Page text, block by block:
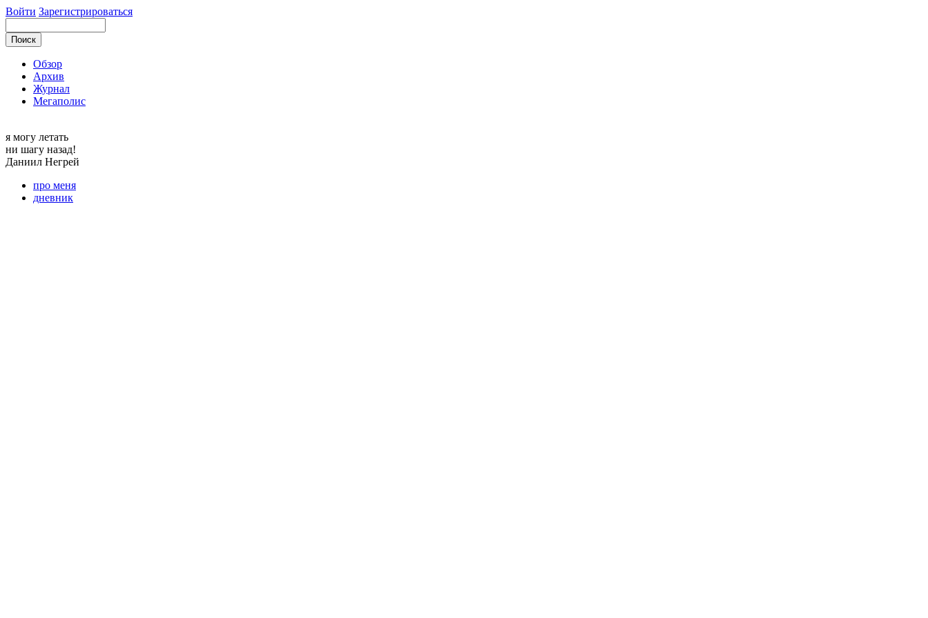
Войти Зарегистрироваться
Обзор
Архив
Журнал
Мегаполис
я могу летать
ни шагу назад!
Даниил Негрей
про меня
дневник